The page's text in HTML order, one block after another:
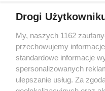
Drogi
My, naszych 1162
przechowujemy
standardowe informacje
spersonalizowanych
ulepszanie usług. Za